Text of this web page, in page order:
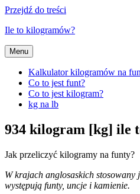
Przejdź do treści
Ile to kilogramów?
Menu
Kalkulator kilogramów na
Co to jest funt?
Co to jest kilogram?
kg na lb
934 kilogram [kg] ile
Jak przeliczyć kilogramy na funty?
W krajach anglosaskich stosowany
występują funty, uncje i kamienie.